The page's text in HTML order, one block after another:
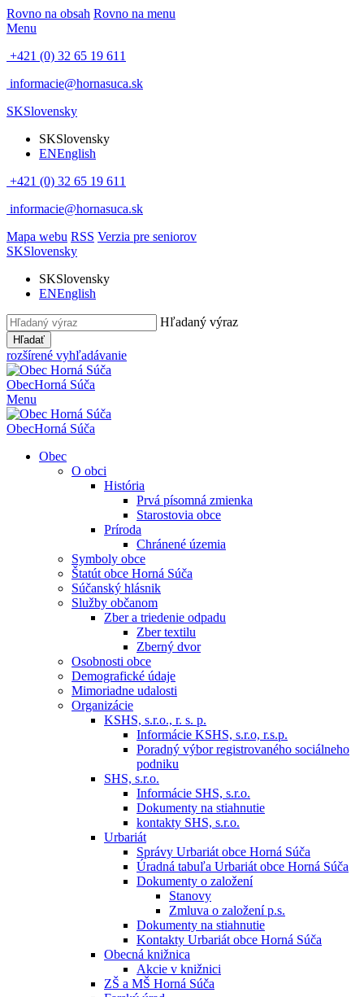
Rovno na obsah Rovno na menu
Menu
+421 (0) 32 65 19 611
informacie@hornasuca.sk
SKSlovensky
SKSlovensky
ENEnglish
+421 (0) 32 65 19 611
informacie@hornasuca.sk
Mapa webu RSS Verzia pre seniorov
SKSlovensky
SKSlovensky
ENEnglish
Hľadaný výraz
Hľadať
rozšírené vyhľadávanie
ObecHorná Súča
Menu
ObecHorná Súča
Obec
O obci
História
Prvá písomná zmienka
Starostovia obce
Príroda
Chránené územia
Symboly obce
Štatút obce Horná Súča
Súčanský hlásnik
Služby občanom
Zber a triedenie odpadu
Zber textilu
Zberný dvor
Osobnosti obce
Demografické údaje
Mimoriadne udalosti
Organizácie
KSHS, s.r.o., r. s. p.
Informácie KSHS, s.r.o, r.s.p.
Poradný výbor registrovaného sociálneho
podniku
SHS, s.r.o.
Informácie SHS, s.r.o.
Dokumenty na stiahnutie
kontakty SHS, s.r.o.
Urbariát
Správy Urbariát obce Horná Súča
Úradná tabuľa Urbariát obce Horná Súča
Dokumenty o založení
Stanovy
Zmluva o založení p.s.
Dokumenty na stiahnutie
Kontakty Urbariát obce Horná Súča
Obecná knižnica
Akcie v knižnici
ZŠ a MŠ Horná Súča